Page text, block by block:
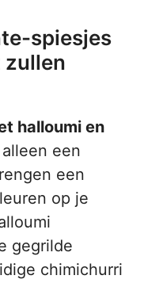
spiesjes
zullen
halloumi en
een
een
op je
gegrilde
chimichurri